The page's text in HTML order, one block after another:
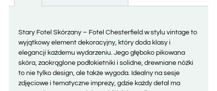
Stary Fotel Skórzany – Fotel Chesterfield w stylu vintage to
wyjątkowy element dekoracyjny, który doda klasy i
elegancji każdemu wydarzeniu. Jego głęboko pikowana
skóra, zaokrąglone podłokietniki i solidne, drewniane nóżki
to nie tylko design, ale także wygoda. Idealny na sesje
zdjęciowe i tematyczne imprezy, gdzie każdy detal ma